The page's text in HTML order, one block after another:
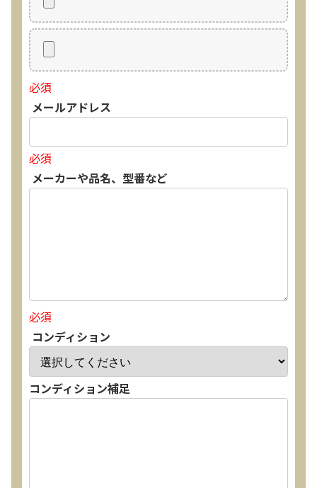
必須
メールアドレス
必須
メーカーや品名、型番など
必須
コンディション
コンディション補足